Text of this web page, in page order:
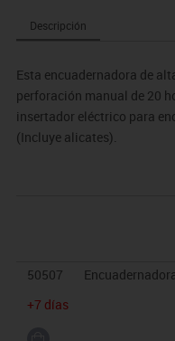
Descripción
Esta encuadernadora de
perforación manual de 20
insertador eléctrico para
(Incluye alicates).
50507
+7 días